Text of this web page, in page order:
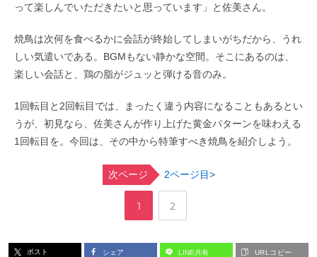
って楽しんでいただきたいと思っています」と佐美さん。
焼鳥は次何を食べるかに会話が終始してしまいがちだから、うれ
しい気遣いである。BGMもない静かな空間。そこにあるのは、
楽しい会話と、鶏の脂がジュッと弾ける音のみ。
1回転目と2回転目では、まったく違う内容になることもあるとい
うが、初見なら、佐美さんが作り上げた黄金パターンを味わえる
1回転目を。今回は、その中から特筆すべき焼鳥を紹介しよう。
次ページ 2ページ目>
ペ1
,
ペ
2
ポスト シェア LINE共有 URLコピー